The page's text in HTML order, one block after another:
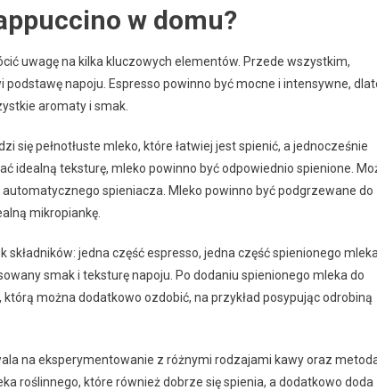
w domu?
uwagę na kilka kluczowych elementów. Przede wszystkim,
napoju. Espresso powinno być mocne i intensywne,
aromaty i smak.
się pełnotłuste mleko, które łatwiej jest spienić, a jednocześnie
idealną teksturę, mleko powinno być odpowiednio spienione.
spieniacza. Mleko powinno być podgrzewane do
mikropiankę.
jedna część espresso, jedna część spienionego
smak i teksturę napoju. Po dodaniu spienionego mleka do
można dodatkowo ozdobić, na przykład posypując odrobiną
na eksperymentowanie z różnymi rodzajami kawy oraz
roślinnego, które również dobrze się spienia, a dodatkowo doda